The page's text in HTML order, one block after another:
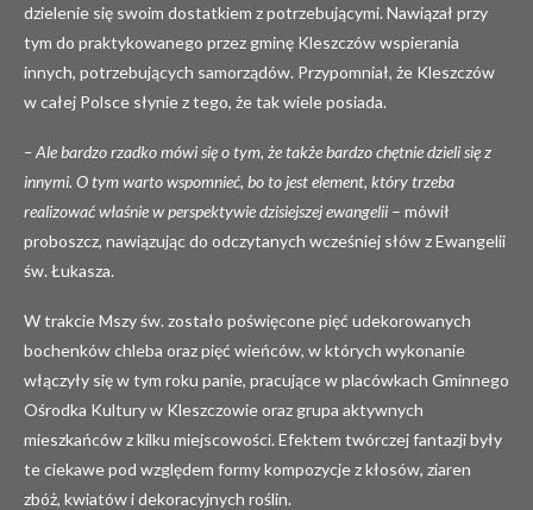
dzielenie się swoim dostatkiem z potrzebującymi. Nawiązał przy
tym do praktykowanego przez gminę Kleszczów wspierania
innych, potrzebujących samorządów. Przypomniał, że Kleszczów
w całej Polsce słynie z tego, że tak wiele posiada.
– Ale bardzo rzadko mówi się o tym, że także bardzo chętnie dzieli się z
innymi. O tym warto wspomnieć, bo to jest element, który trzeba
realizować właśnie w perspektywie dzisiejszej ewangelii – mówił
proboszcz, nawiązując do odczytanych wcześniej słów z Ewangelii
św. Łukasza.
W trakcie Mszy św. zostało poświęcone pięć udekorowanych
bochenków chleba oraz pięć wieńców, w których wykonanie
włączyły się w tym roku panie, pracujące w placówkach Gminnego
Ośrodka Kultury w Kleszczowie oraz grupa aktywnych
mieszkańców z kilku miejscowości. Efektem twórczej fantazji były
te ciekawe pod względem formy kompozycje z kłosów, ziaren
zbóż, kwiatów i dekoracyjnych roślin.